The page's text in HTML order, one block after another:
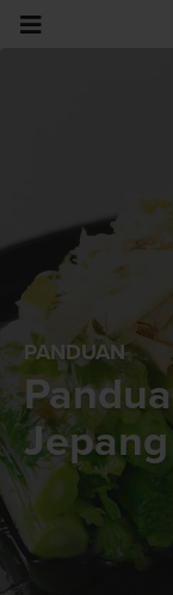
PANDUAN
Jepang